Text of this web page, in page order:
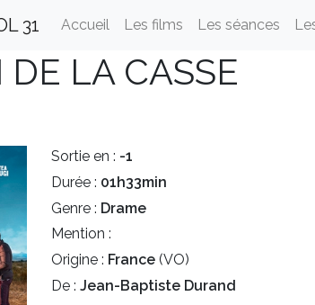
31 Accueil Les films Les séances
DE LA CASSE
Sortie en : -1
Durée : 01h33min
Genre : Drame
Mention :
Origine : France (VO)
De : Jean-Baptiste Durand